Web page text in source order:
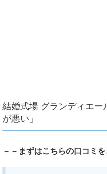
結婚式場 グランディエー
が悪い」
－－まずはこちらの口コミを